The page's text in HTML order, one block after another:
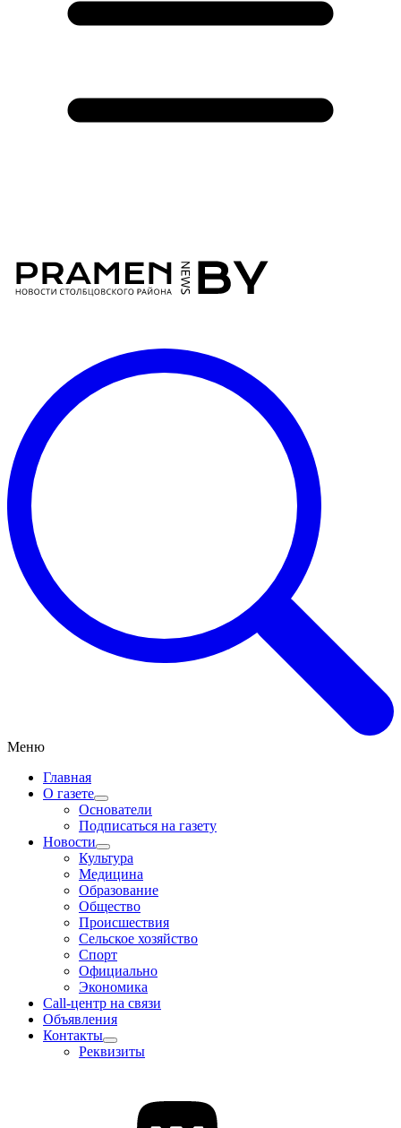
Меню
Главная
О газете
Основатели
Подписаться на газету
Новости
Культура
Медицина
Образование
Общество
Происшествия
Сельское хозяйство
Спорт
Официально
Экономика
Call-центр на связи
Объявления
Контакты
Реквизиты